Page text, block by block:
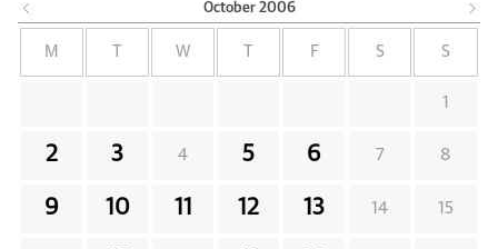
October 2006
M W F S S
1
2 3 4 5 6 7 8
9 10 11 12 13 14 15